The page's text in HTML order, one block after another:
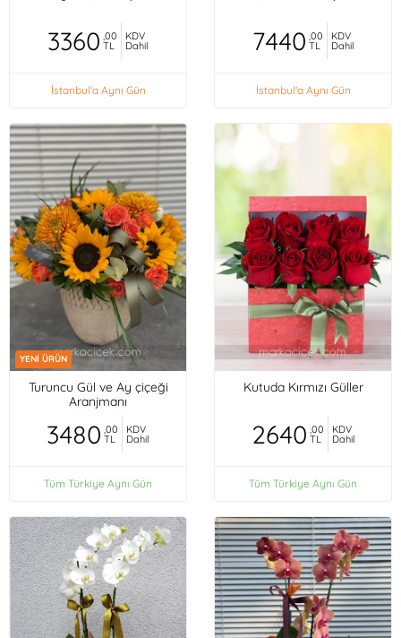
3360 ,00
TL
KDV
Dahil
İstanbul'a Aynı Gün
7440 ,00
TL
KDV
Dahil
İstanbul'a Aynı Gün
YENİ ÜRÜN
Turuncu Gül ve Ay çiçeği
Aranjmanı
3480 ,00
TL
KDV
Dahil
Tüm Türkiye Aynı Gün
Kutuda Kırmızı Güller
2640 ,00
TL
KDV
Dahil
Tüm Türkiye Aynı Gün